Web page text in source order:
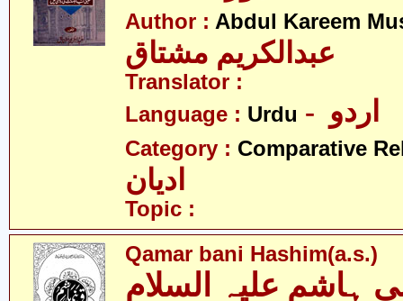
Author : Abdul Kareem
عبدالکریم مشتاق
Translator :
Language : Urdu
Category : Comparative
ادیان
Topic :
Qamar bani Hashim(a.s.)
ہاشم علیہ السلام